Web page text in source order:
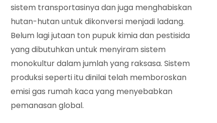
sistem transportasinya dan juga menghabiskan
hutan-hutan untuk dikonversi menjadi ladang.
Belum lagi jutaan ton pupuk kimia dan pestisida
yang dibutuhkan untuk menyiram sistem
monokultur dalam jumlah yang raksasa. Sistem
produksi seperti itu dinilai telah memboroskan
emisi gas rumah kaca yang menyebabkan
pemanasan global.